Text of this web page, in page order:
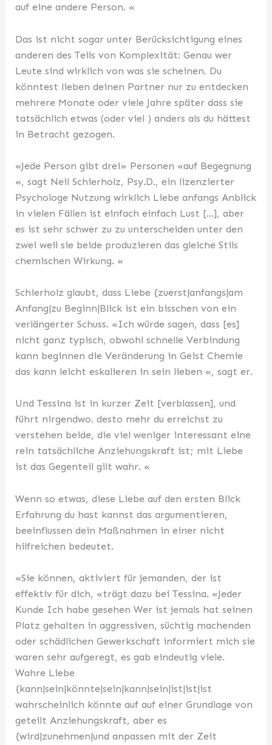
auf eine andere Person. «
Das ist nicht sogar unter Berücksichtigung eines
anderen des Teils von Komplexität: Genau wer
Leute sind wirklich von was sie scheinen. Du
könntest lieben deinen Partner nur zu entdecken
mehrere Monate oder viele Jahre später dass sie
tatsächlich etwas (oder viel ) anders als du hättest
in Betracht gezogen.
«Jede Person gibt drei» Personen «auf Begegnung
«, sagt Neil Schierholz, Psy.D., ein lizenzierter
Psychologe Nutzung wirklich Liebe anfangs Anblick
in vielen Fällen ist einfach einfach Lust […], aber
es ist sehr schwer zu zu unterscheiden unter den
zwei weil sie beide produzieren das gleiche Stils
chemischen Wirkung. «
Schierholz glaubt, dass Liebe {zuerst|anfangs|am
Anfang|zu Beginn|Blick ist ein bisschen von ein
verlängerter Schuss. «Ich würde sagen, dass [es]
nicht ganz typisch, obwohl schnelle Verbindung
kann beginnen die Veränderung in Geist Chemie
das kann leicht eskalieren in sein lieben «, sagt er.
Und Tessina ist in kurzer Zeit [verblassen], und
führt nirgendwo. desto mehr du erreichst zu
verstehen beide, die viel weniger interessant eine
rein tatsächliche Anziehungskraft ist; mit Liebe
ist das Gegenteil gilt wahr. «
Wenn so etwas, diese Liebe auf den ersten Blick
Erfahrung du hast kannst das argumentieren,
beeinflussen dein Maßnahmen in einer nicht
hilfreichen bedeutet.
«Sie können, aktiviert für jemanden, der ist
effektiv für dich, «trägt dazu bei Tessina. «Jeder
Kunde Ich habe gesehen Wer ist jemals hat seinen
Platz gehalten in aggressiven, süchtig machenden
oder schädlichen Gewerkschaft informiert mich sie
waren sehr aufgeregt, es gab eindeutig viele.
Wahre Liebe
{kann|sein|könnte|sein|kann|sein|ist|ist|ist
wahrscheinlich könnte auf auf einer Grundlage von
geteilt Anziehungskraft, aber es
{wird|zunehmen|und anpassen mit der Zeit